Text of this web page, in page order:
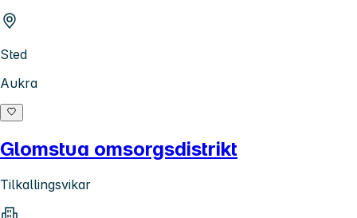
Sted
Aukra
Glomstua omsorgsdistrikt
Tilkallingsvikar